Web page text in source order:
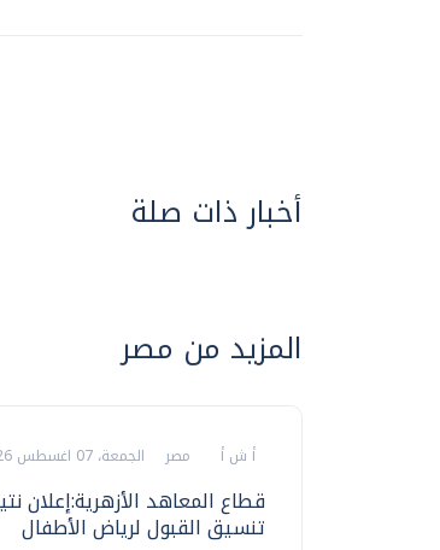
أخبار ذات صلة
المزيد من مصر
أ ش أ مصر الجمعة، 07 اغسطس 2026 09:03 م
قطاع المعاهد الأزهرية:إعلان
تنسيق القبول لرياض الأطفال